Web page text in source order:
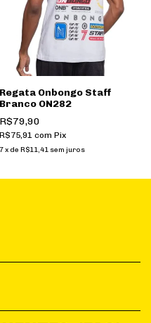
Regata Onbongo Staff
Branco ON282
R$79,90
R$75,91 com Pix
7 x de R$11,41 sem juros